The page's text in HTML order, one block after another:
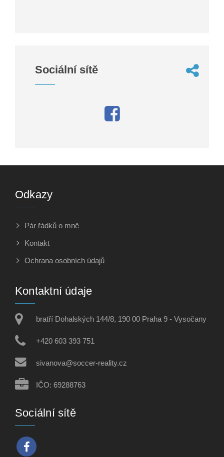
Sociální sítě
Odkazy
Pár řádků o mně
Kontakt
Ochrana osobních údajů
Kontaktní údaje
bratří Dohalských 144/8, 190 00 Praha 9 - Vysočany
+420 603 393 751
sivanova@soccer-reality.cz
IČO: 69288763
Sociální sítě